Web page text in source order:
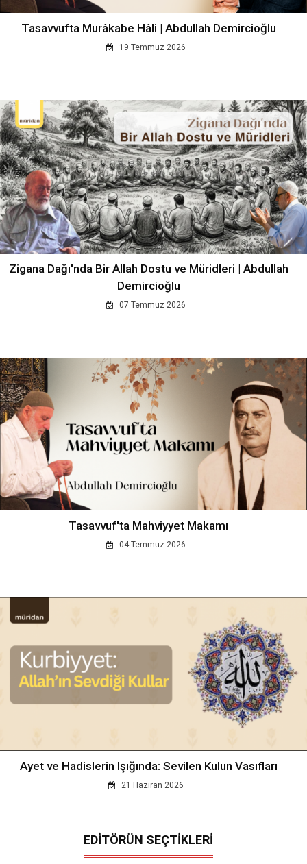
Tasavvufta Murâkabe Hâli | Abdullah Demircioğlu
19 Temmuz 2026
Zigana Dağı'nda Bir Allah Dostu ve Müridleri | Abdullah
Demircioğlu
07 Temmuz 2026
Tasavvuf'ta Mahviyyet Makamı
04 Temmuz 2026
Ayet ve Hadislerin Işığında: Sevilen Kulun Vasıfları
21 Haziran 2026
EDİTÖRÜN SEÇTİKLERİ